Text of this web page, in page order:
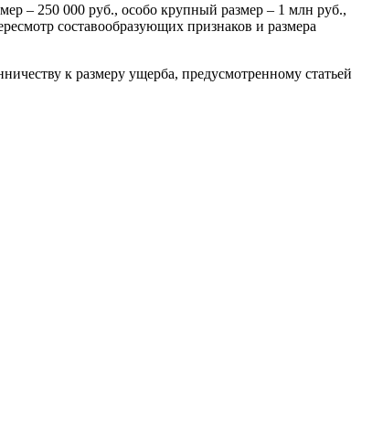
– 250 000 руб., особо крупный размер – 1 млн руб.,
составообразующих признаков и размера
к размеру ущерба, предусмотренному статьей